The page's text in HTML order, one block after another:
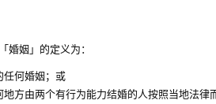
婚姻」的定义为：
任何婚姻；或
方由两个有行为能力结婚的人按照当地法律